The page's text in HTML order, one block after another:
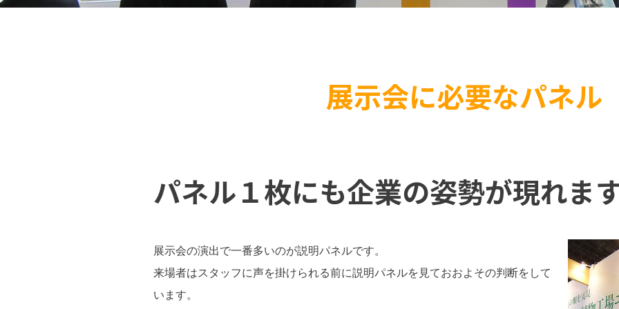
展示会に必要なパネル
パネル１枚にも企業の姿勢が現れま
展示会の演出で一番多いのが説明パネルです。
来場者はスタッフに声を掛けられる前に説明パネルを見ておおよその判断をして
います。